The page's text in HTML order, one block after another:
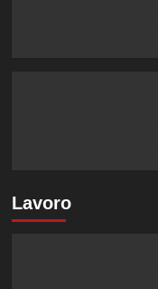
Lavoro